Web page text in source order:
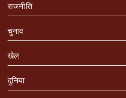
राजनीति
चुनाव
खेल
दुनिया